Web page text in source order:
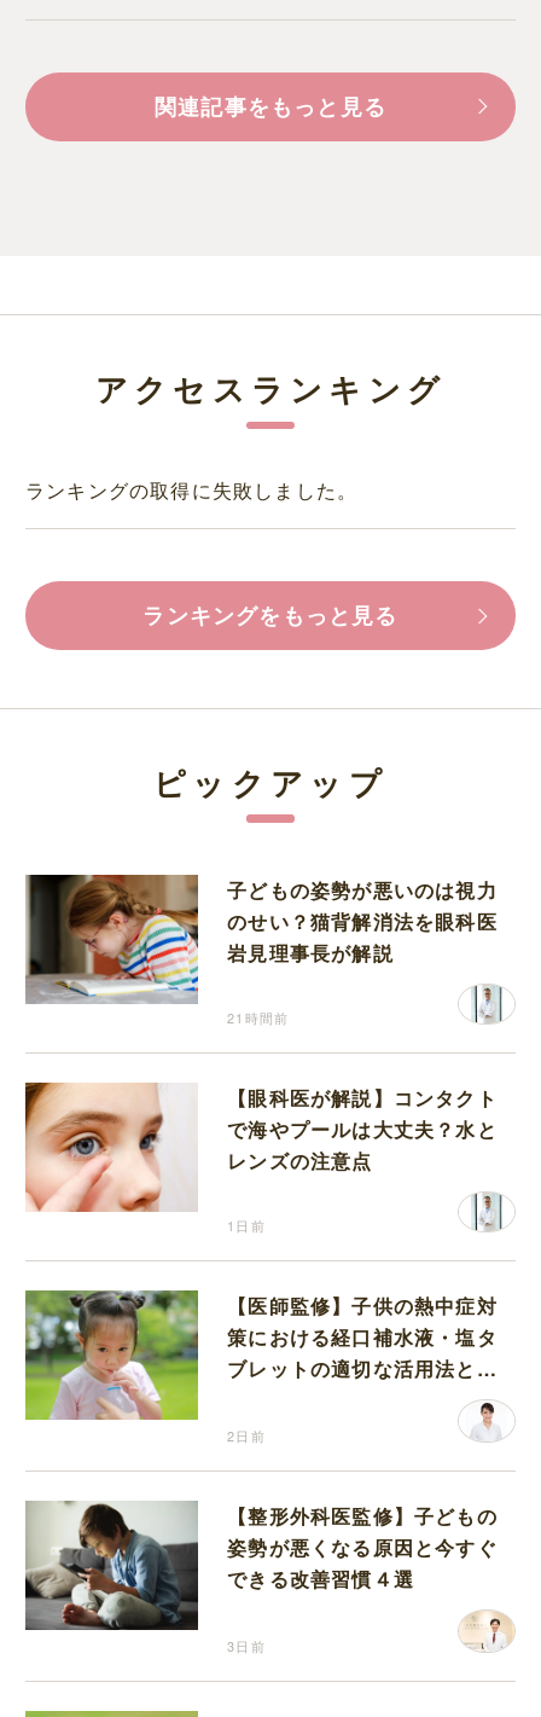
関連記事をもっと見る
アクセスランキング
ランキングの取得に失敗しました。
ランキングをもっと見る
ピックアップ
子どもの姿勢が悪いのは視力
のせい？猫背解消法を眼科医
岩見理事長が解説
21時間前
【眼科医が解説】コンタクト
で海やプールは大丈夫？水と
レンズの注意点
1日前
【医師監修】子供の熱中症対
策における経口補水液・塩タ
ブレットの適切な活用法と水
2日前
【整形外科医監修】子どもの
姿勢が悪くなる原因と今すぐ
できる改善習慣４選
3日前